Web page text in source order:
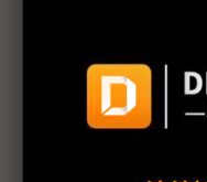
歐洲回神欲重返AI
AI禁令難擋中國